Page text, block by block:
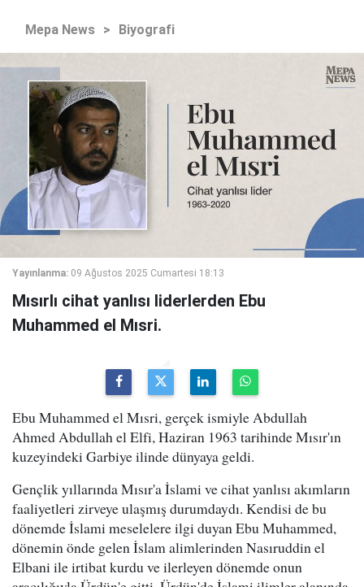
Mepa News > Biyografi
Yayınlanma: 09 Ağustos 2025 Cumartesi 18:13
Mısırlı cihat yanlısı liderlerden Ebu
Muhammed el Mısri.
Ebu Muhammed el Mısri, gerçek ismiyle Abdullah
Ahmed Abdullah el Elfi, Haziran 1963 tarihinde Mısır'ın
kuzeyindeki Garbiye ilinde dünyaya geldi.
Gençlik yıllarında Mısır'a İslami ve cihat yanlısı akımların
faaliyetleri zirveye ulaşmış durumdaydı. Kendisi de bu
dönemde İslami meselelere ilgi duyan Ebu Muhammed,
dönemin önde gelen İslam alimlerinden Nasıruddin el
Elbani ile irtibat kurdu ve ilerleyen dönemde onun